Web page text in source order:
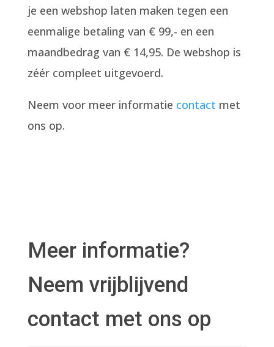
je een webshop laten maken tegen een
eenmalige betaling van € 99,- en een
maandbedrag van € 14,95. De webshop is
zéér compleet uitgevoerd.
Neem voor meer informatie contact met
ons op.
Meer informatie?
Neem vrijblijvend
contact met ons op